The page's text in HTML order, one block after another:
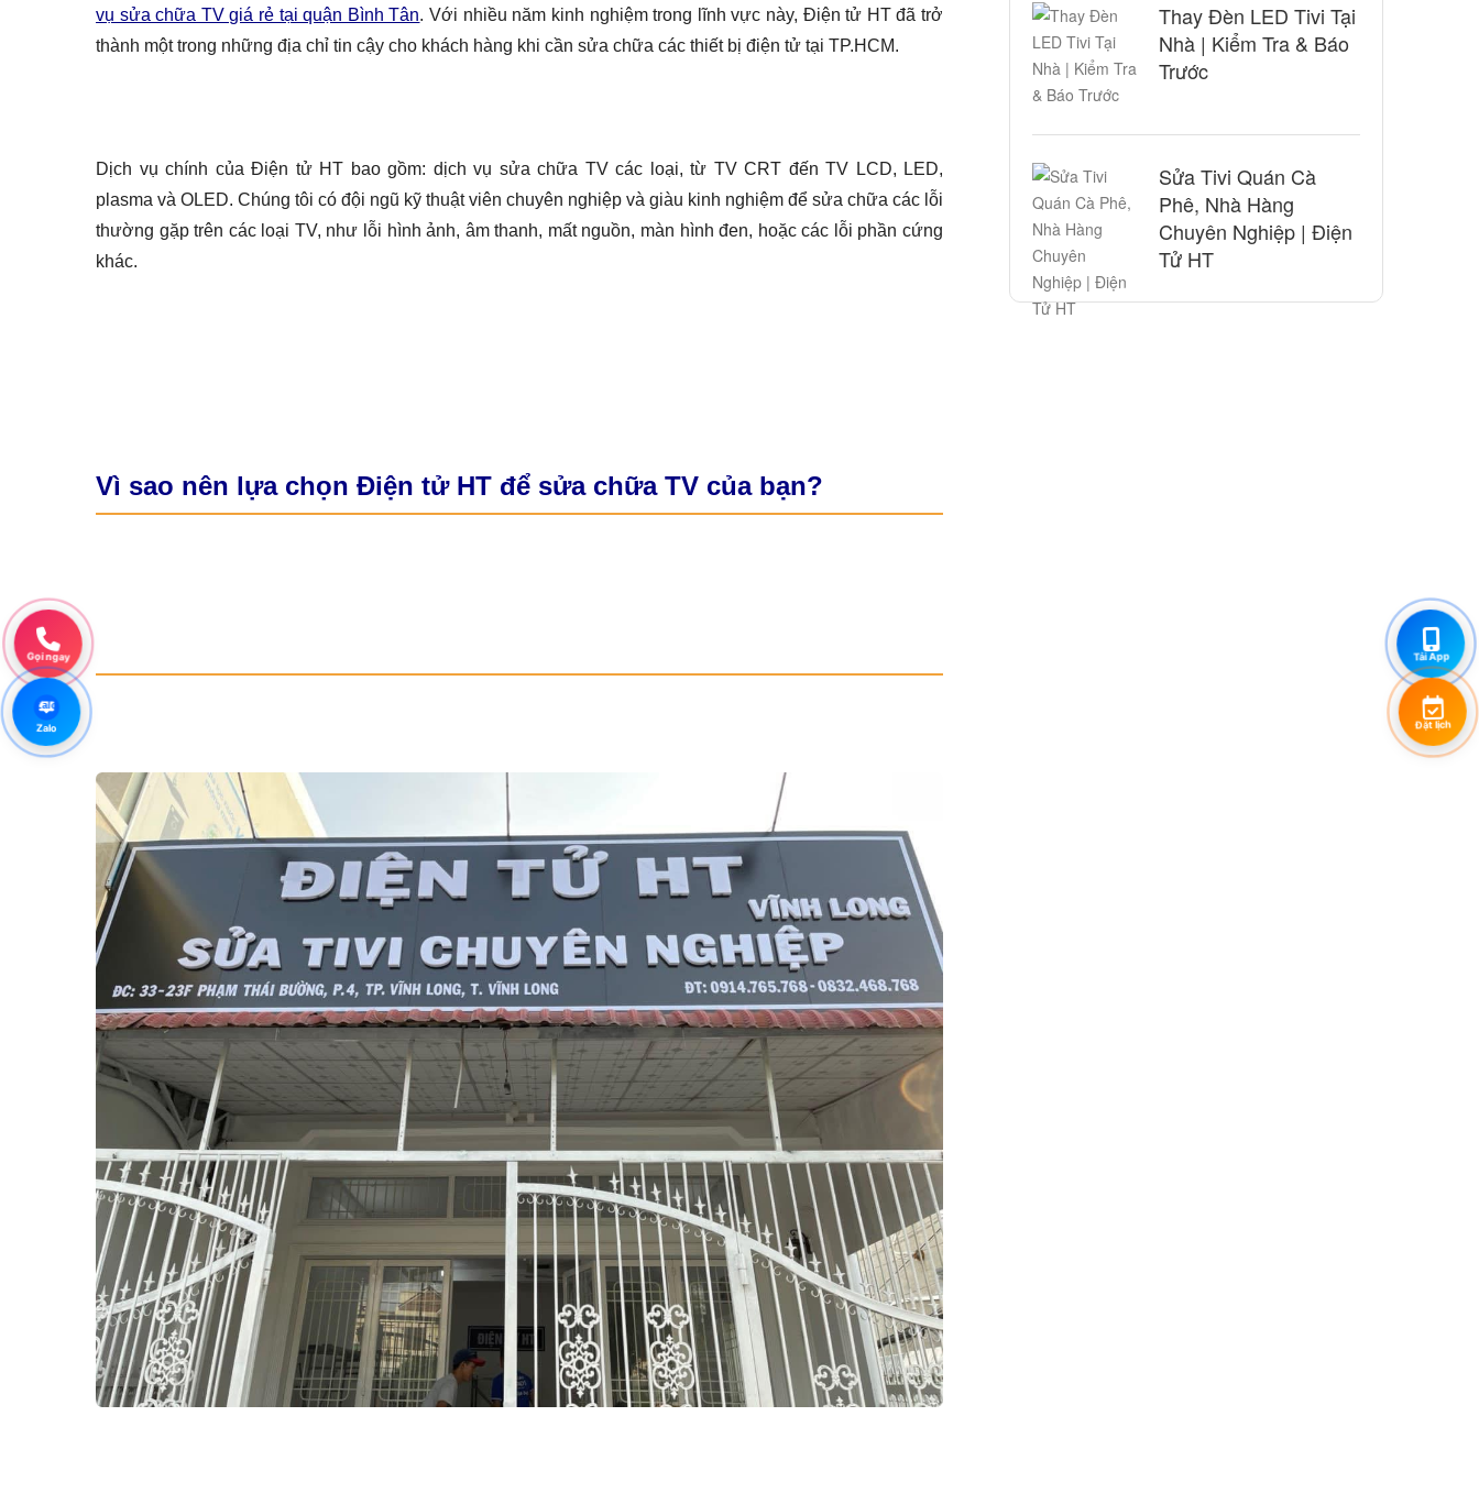
vụ sửa chữa TV giá rẻ tại quận Bình Tân. Với nhiều năm kinh nghiệm trong lĩnh vực này, Điện tử HT đã trở
thành một trong những địa chỉ tin cậy cho khách hàng khi cần sửa chữa các thiết bị điện tử tại TP.HCM.
Dịch vụ chính của Điện tử HT bao gồm: dịch vụ sửa chữa TV các loại, từ TV CRT đến TV LCD, LED,
plasma và OLED. Chúng tôi có đội ngũ kỹ thuật viên chuyên nghiệp và giàu kinh nghiệm để sửa chữa các lỗi
thường gặp trên các loại TV, như lỗi hình ảnh, âm thanh, mất nguồn, màn hình đen, hoặc các lỗi phần cứng
khác.
Vì sao nên lựa chọn Điện tử HT để sửa chữa TV của bạn?
Thay Đèn LED Tivi Tại
Nhà | Kiểm Tra & Báo
Trước
Sửa Tivi Quán Cà
Phê, Nhà Hàng
Chuyên Nghiệp | Điện
Tử HT
Gọi ngay
Zalo
Zalo
Tải App
Đặt lịch